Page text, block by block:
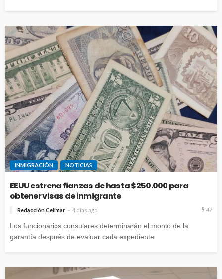
INMIGRACIÓN NOTICIAS
EEUU estrena fianzas de hasta $250.000 para
obtener visas de inmigrante
Redacción Celimar 4 días ago 47
Los funcionarios consulares determinarán el monto de la
garantía después de evaluar cada expediente